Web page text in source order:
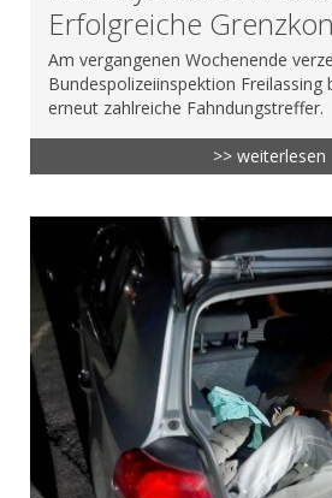
Erfolgreiche
Am vergangenen Wochenende
Bundespolizeiinspektion Freilassing
erneut zahlreiche Fahndungstreffer.
>> weiterlesen